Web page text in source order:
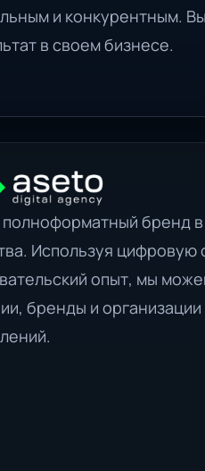
и конкурентным.
в своем бизнесе.
бренд
Используя цифровую
опыт, мы
бренды и